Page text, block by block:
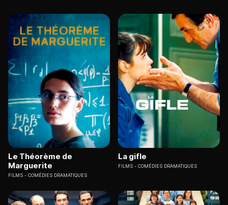
Le Théorème de
Marguerite
FILMS COMÉDIES DRAMATIQUES
La gifle
FILMS COMÉDIES DRAMATIQUES